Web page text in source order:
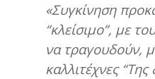
«Συγκίνηση
“κλείσιμο”, με
να τραγουδούν,
καλλιτέχνες “Της